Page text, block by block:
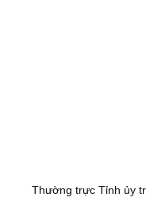
Thường trực Tỉnh ủy